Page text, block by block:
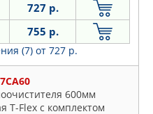
727 р.
755 р.
(7) от 727 р.
600мм
T-Flex с комплектом